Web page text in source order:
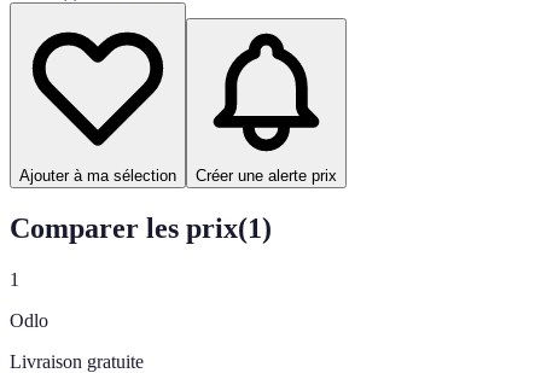
Ajouter à ma sélection Créer une alerte prix
Comparer les prix(1)
1
Odlo
Livraison gratuite